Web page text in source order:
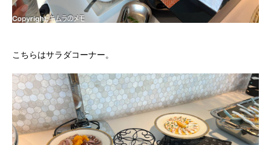
こちらはサラダコーナー。